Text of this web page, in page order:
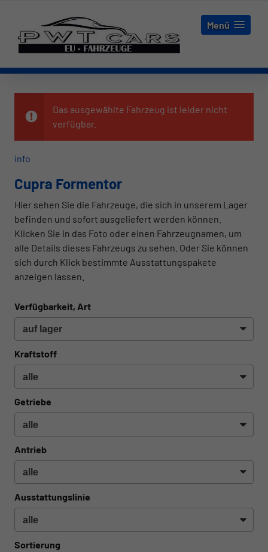
Menü
Das ausgewählte Fahrzeug ist leider nicht
verfügbar.
info
Cupra Formentor
Hier sehen Sie die Fahrzeuge, die sich in unserem Lager
befinden und sofort ausgeliefert werden können.
Klicken Sie in das Foto oder einen Fahrzeugnamen, um
alle Details dieses Fahrzeugs zu sehen. Oder Sie können
sich durch Klick bestimmte Ausstattungspakete
anzeigen lassen.
Verfügbarkeit, Art
Kraftstoff
Getriebe
Antrieb
Ausstattungslinie
Sortierung